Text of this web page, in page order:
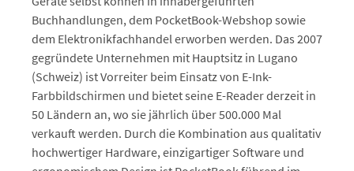
Buchhandlungen, dem PocketBook-Webshop sowie
dem Elektronikfachhandel erworben werden. Das 2007
gegründete Unternehmen mit Hauptsitz in Lugano
(Schweiz) ist Vorreiter beim Einsatz von E-Ink-
Farbbildschirmen und bietet seine E-Reader derzeit in
50 Ländern an, wo sie jährlich über 500.000 Mal
verkauft werden. Durch die Kombination aus qualitativ
hochwertiger Hardware, einzigartiger Software und